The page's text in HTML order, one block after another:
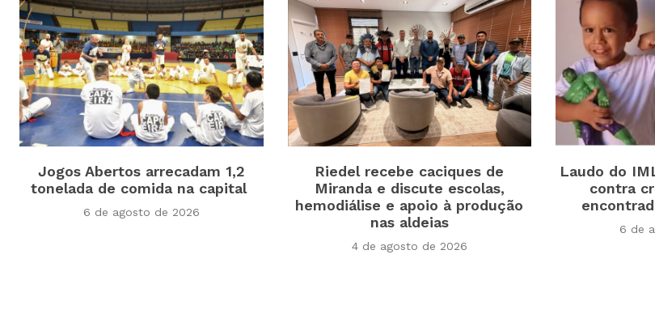
Jogos Abertos arrecadam 1,2
tonelada de comida na capital
6 de agosto de 2026
Riedel recebe caciques de
Miranda e discute escolas,
hemodiálise e apoio à produção
nas aldeias
4 de agosto de 2026
Laudo do
contra
6 de